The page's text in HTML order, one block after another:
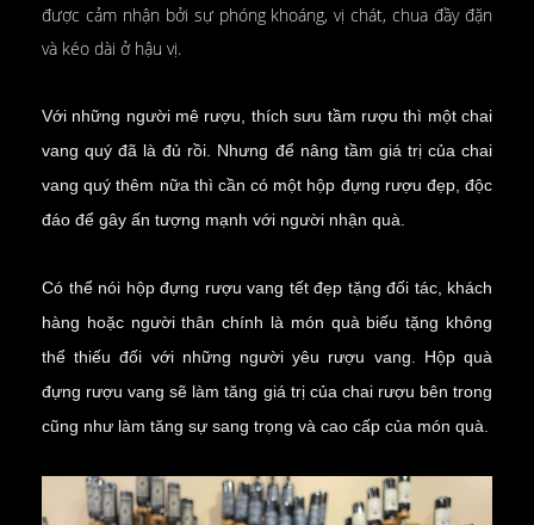
được cảm nhận bởi sự phóng khoáng, vị chát, chua đầy đặn
và kéo dài ở hậu vị.
Với những người mê rượu, thích sưu tầm rượu thì một chai
vang quý đã là đủ rồi. Nhưng để nâng tầm giá trị của chai
vang quý thêm nữa thì cần có một hộp đựng rượu đẹp, độc
đáo để gây ấn tượng mạnh với người nhận quà.
Có thể nói hộp đựng rượu vang tết đẹp tặng đối tác, khách
hàng hoặc người thân chính là món quà biếu tặng không
thể thiếu đối với những người yêu rượu vang. Hộp quà
đựng rượu vang sẽ làm tăng giá trị của chai rượu bên trong
cũng như làm tăng sự sang trọng và cao cấp của món quà.